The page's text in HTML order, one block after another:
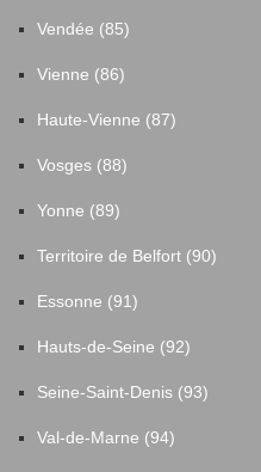
Vendée (85)
Vienne (86)
Haute-Vienne (87)
Vosges (88)
Yonne (89)
Territoire de Belfort (90)
Essonne (91)
Hauts-de-Seine (92)
Seine-Saint-Denis (93)
Val-de-Marne (94)